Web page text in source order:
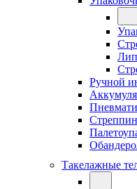
Ручной
Такелажные